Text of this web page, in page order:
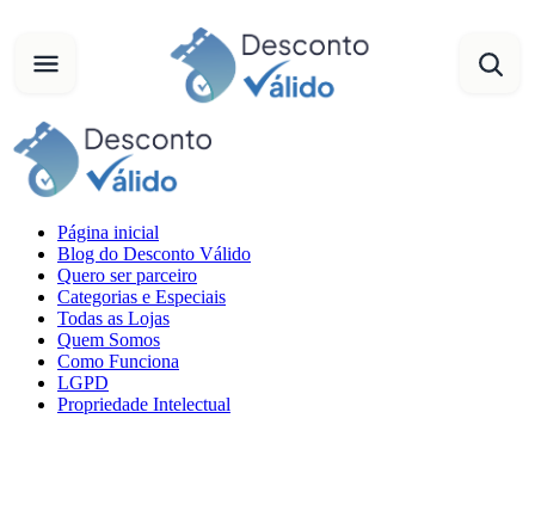
Página inicial
Blog do Desconto Válido
Quero ser parceiro
Categorias e Especiais
Todas as Lojas
Quem Somos
Como Funciona
LGPD
Propriedade Intelectual